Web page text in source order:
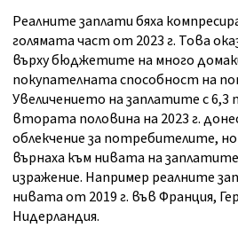
Реалните заплати бяха
голямата част от 2023 г. Това
върху бюджетите на много
покупателната способност на
Увеличението на заплатите с 6,3
втората половина на 2023 г.
облекчение за потребителите,
върнаха към нивата на
изражение. Например реалните
нивата от 2019 г. във Франция,
Нидерландия.